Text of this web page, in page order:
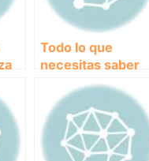
Todo lo que
necesitas saber
sobre el uso de
tranquilizantes
para perros:
consejos y
precauciones